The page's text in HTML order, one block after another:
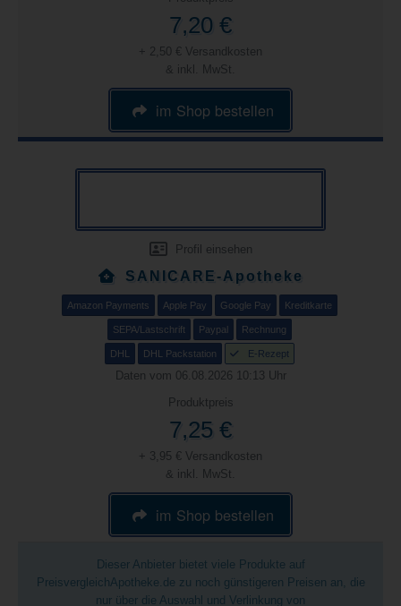
7,20 €
+ 2,50 € Versandkosten
& inkl. MwSt.
im Shop bestellen
Profil einsehen
SANICARE-Apotheke
Amazon Payments Apple Pay Google Pay Kreditkarte
SEPA/Lastschrift Paypal Rechnung
DHL DHL Packstation E-Rezept
Daten vom 06.08.2026 10:13 Uhr
Produktpreis
7,25 €
+ 3,95 € Versandkosten
& inkl. MwSt.
im Shop bestellen
Dieser Anbieter bietet viele Produkte auf
PreisvergleichApotheke.de zu noch günstigeren Preisen an, die
nur über die Auswahl und Verlinkung von